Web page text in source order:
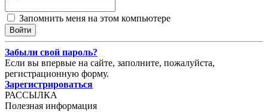
Запомнить меня на этом компьютере
Забыли свой пароль?
Если вы впервые на сайте, заполните, пожалуйста,
регистрационную форму.
Зарегистрироваться
РАССЫЛКА
Полезная информация